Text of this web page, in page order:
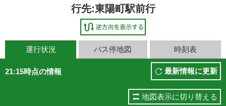
行先:東陽町駅前行
運行状況 バス停地図 時刻表
21:15時点の情報 最新情報に更新
地図表示に切り替える